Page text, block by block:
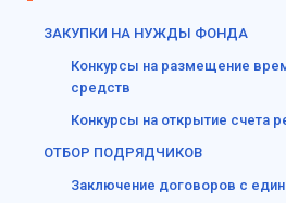
ЗАКУПКИ НА НУЖДЫ ФОНДА
Конкурсы на размещение
средств
Конкурсы на открытие счета
ОТБОР ПОДРЯДЧИКОВ
Заключение договоров с